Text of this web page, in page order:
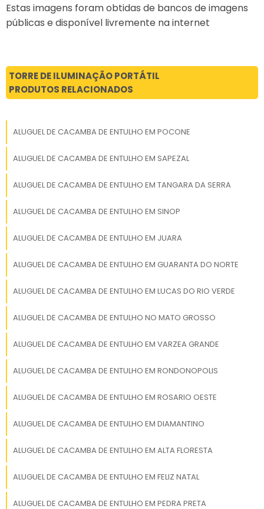
Estas imagens foram obtidas de bancos de imagens
públicas e disponível livremente na internet
TORRE DE ILUMINAÇÃO PORTÁTIL
PRODUTOS RELACIONADOS
ALUGUEL DE CACAMBA DE ENTULHO EM POCONE
ALUGUEL DE CACAMBA DE ENTULHO EM SAPEZAL
ALUGUEL DE CACAMBA DE ENTULHO EM TANGARA DA SERRA
ALUGUEL DE CACAMBA DE ENTULHO EM SINOP
ALUGUEL DE CACAMBA DE ENTULHO EM JUARA
ALUGUEL DE CACAMBA DE ENTULHO EM GUARANTA DO NORTE
ALUGUEL DE CACAMBA DE ENTULHO EM LUCAS DO RIO VERDE
ALUGUEL DE CACAMBA DE ENTULHO NO MATO GROSSO
ALUGUEL DE CACAMBA DE ENTULHO EM VARZEA GRANDE
ALUGUEL DE CACAMBA DE ENTULHO EM RONDONOPOLIS
ALUGUEL DE CACAMBA DE ENTULHO EM ROSARIO OESTE
ALUGUEL DE CACAMBA DE ENTULHO EM DIAMANTINO
ALUGUEL DE CACAMBA DE ENTULHO EM ALTA FLORESTA
ALUGUEL DE CACAMBA DE ENTULHO EM FELIZ NATAL
ALUGUEL DE CACAMBA DE ENTULHO EM PEDRA PRETA